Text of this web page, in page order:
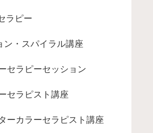
ラピー
ン・スパイラル講座
セラピーセッション
セラピスト講座
ーカラーセラピスト講座